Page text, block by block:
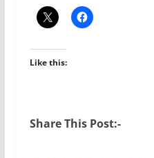
Like this:
Share This Post:-